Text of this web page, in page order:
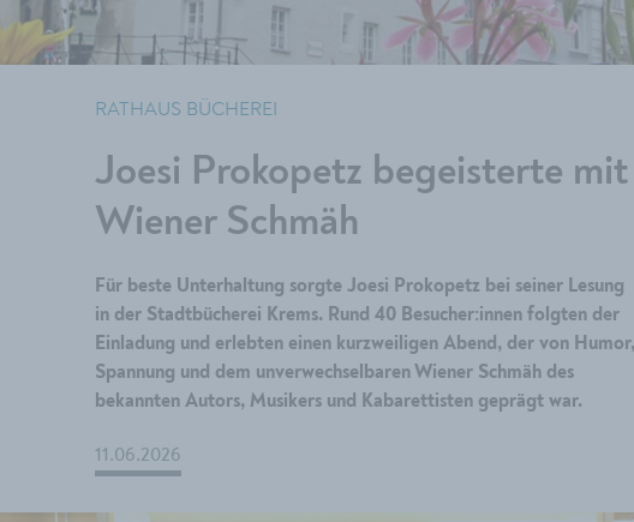
RATHAUS BÜCHEREI
Joesi Prokopetz begeisterte mit
Wiener Schmäh
Für beste Unterhaltung sorgte Joesi Prokopetz bei seiner Lesung
in der Stadtbücherei Krems. Rund 40 Besucher:innen folgten der
Einladung und erlebten einen kurzweiligen Abend, der von Humor,
Spannung und dem unverwechselbaren Wiener Schmäh des
bekannten Autors, Musikers und Kabarettisten geprägt war.
11.06.2026